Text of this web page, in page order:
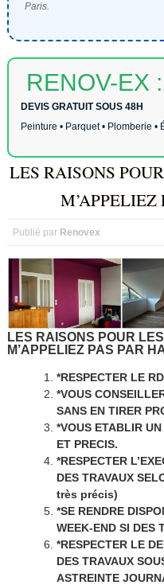
Paris.
RENOV-EX
DEVIS GRATUIT SOUS 48H
Peinture • Parquet • Plomberie •
LES RAISONS
M’APPELIEZ
Publié par Renovex
LES RAISONS POUR
M’APPELIEZ PAS PAR
*RESPECTER LE
*VOUS
SANS EN TIRER
*VOUS ETABLIR
ET PRECIS.
*RESPECTER
DES TRAVAUX
très précis)
*SE RENDRE
WEEK-END SI DES
*RESPECTER LE
DES TRAVAUX
ASTREINTE